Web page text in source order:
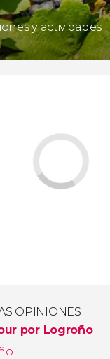
y actividades
OPINIONES
por Logroño